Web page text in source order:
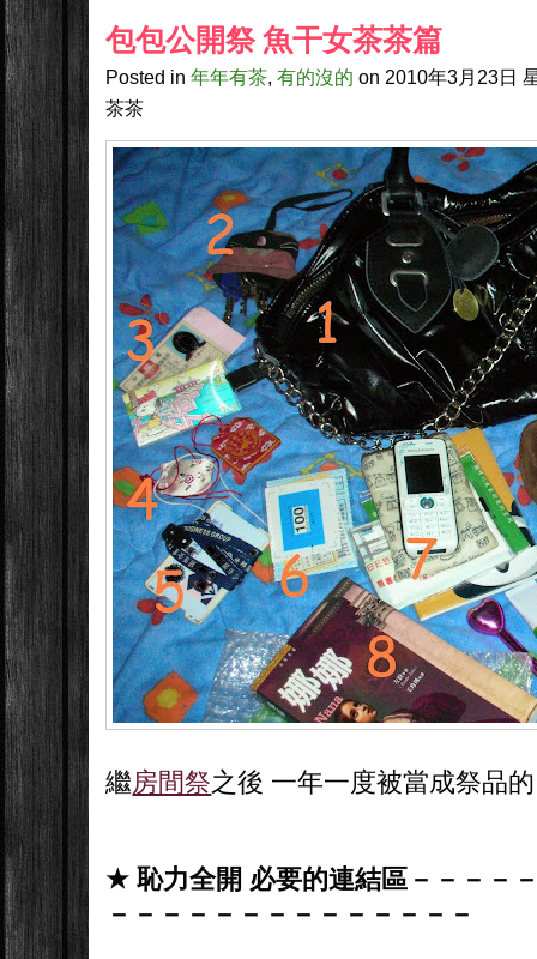
包包公開祭 魚干女茶茶篇
Posted in年年有茶,有的沒的 on 2010年3月23日
茶茶
繼房間祭之後 一年一度被當成祭品
★ 恥力全開 必要的連結區 － －－－
－－－ －－－－ －－－ － －－－